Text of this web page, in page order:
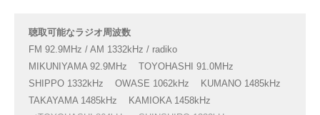
聴取可能なラジオ周波数
FM 92.9MHz / AM 1332kHz / radiko
MIKUNIYAMA 92.9MHz
TOYOHASHI 91.0MHz
SHIPPO 1332kHz
OWASE 1062kHz
KUMANO 1485kHz
TAKAYAMA 1485kHz
KAMIOKA 1458kHz